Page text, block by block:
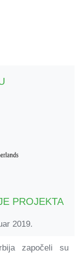
PROJEKTA
2019.
započeli su